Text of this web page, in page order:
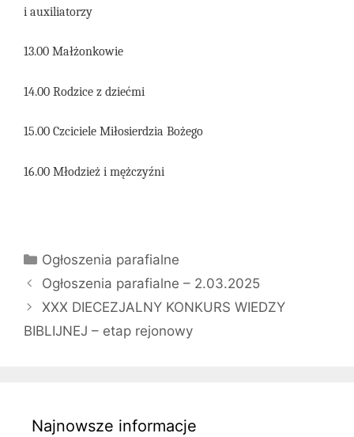
i auxiliatorzy
13.00 Małżonkowie
14.00 Rodzice z dziećmi
15.00 Czciciele Miłosierdzia Bożego
16.00 Młodzież i mężczyźni
Kategorie
Ogłoszenia parafialne
Ogłoszenia parafialne – 2.03.2025
XXX DIECEZJALNY KONKURS WIEDZY
BIBLIJNEJ – etap rejonowy
Najnowsze informacje